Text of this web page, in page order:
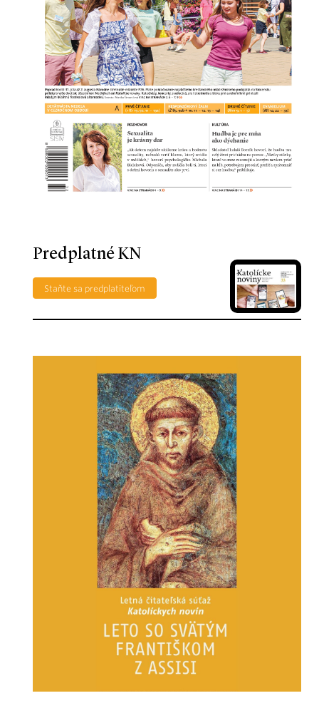
Predplatné KN
Staňte sa predplatiteľom